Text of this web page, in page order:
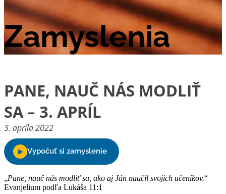
Zamyslenia
PANE, NAUČ NÁS MODLIŤ
SA – 3. APRÍL
3. apríla 2022
„Pane, nauč nás modliť sa, ako aj Ján naučil svojich učeníkov.“
Evanjelium podľa Lukáša 11:1